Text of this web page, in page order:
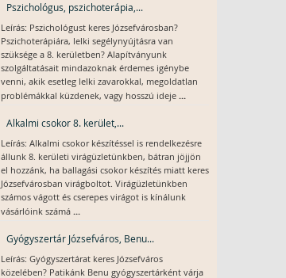
Pszichológus, pszichoterápia,...
Leírás: Pszichológust keres Józsefvárosban?
Pszichoterápiára, lelki segélynyújtásra van
szüksége a 8. kerületben? Alapítványunk
szolgáltatásait mindazoknak érdemes igénybe
venni, akik esetleg lelki zavarokkal, megoldatlan
problémákkal küzdenek, vagy hosszú ideje ...
Alkalmi csokor 8. kerület,...
Leírás: Alkalmi csokor készítéssel is rendelkezésre
állunk 8. kerületi virágüzletünkben, bátran jöjjön
el hozzánk, ha ballagási csokor készítés miatt keres
Józsefvárosban virágboltot. Virágüzletünkben
számos vágott és cserepes virágot is kínálunk
vásárlóink számá ...
Gyógyszertár Józsefváros, Benu...
Leírás: Gyógyszertárat keres Józsefváros
közelében? Patikánk Benu gyógyszertárként várja